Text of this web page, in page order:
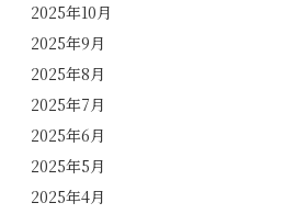
2025年10月
2025年9月
2025年8月
2025年7月
2025年6月
2025年5月
2025年4月